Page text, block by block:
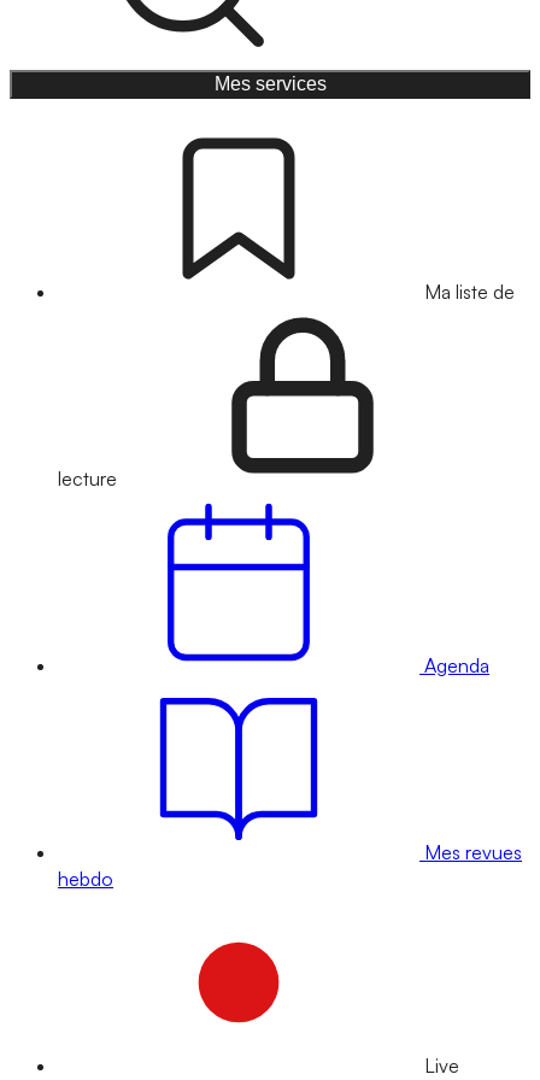
Mes services
Ma liste de
lecture
Agenda
Mes revues
hebdo
Live